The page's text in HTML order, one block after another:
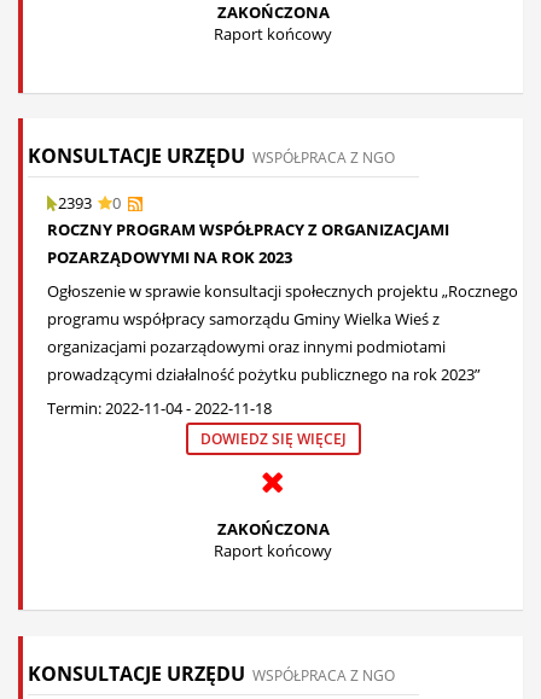
ZAKOŃCZONA
Raport końcowy
KONSULTACJE URZĘDU WSPÓŁPRACA Z NGO
2393
0
ROCZNY PROGRAM WSPÓŁPRACY Z ORGANIZACJAMI
POZARZĄDOWYMI NA ROK 2023
Ogłoszenie w sprawie konsultacji społecznych projektu „Rocznego
programu współpracy samorządu Gminy Wielka Wieś z
organizacjami pozarządowymi oraz innymi podmiotami
prowadzącymi działalność pożytku publicznego na rok 2023”
Termin: 2022-11-04 - 2022-11-18
DOWIEDZ SIĘ WIĘCEJ
ZAKOŃCZONA
Raport końcowy
KONSULTACJE URZĘDU WSPÓŁPRACA Z NGO